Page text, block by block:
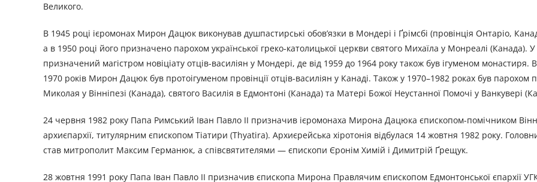
Великого.
В 1945 році ієромонах Мирон Дацюк виконував душпастирські обов’язки в Мондері і Ґрімсбі (провінція Онтаріо,
а в 1950 році його призначено пароxом української греко-католицької церкви святого Миxаїла у Монреалі (Канада). У
призначений магістром новіціату отців-василіян у Мондері, де від 1959 до 1964 року також був ігуменом монастиря.
1970 років Мирон Дацюк був протоігуменом провінції отців-василіян у Канаді. Також у 1970–1982 роках був парохом
Миколая у Вінніпезі (Канада), святого Василія в Едмонтоні (Канада) та Матері Божої Неустанної Помочі у Ванкувері
24 червня 1982 року Папа Римський Іван Павло II призначив ієромонаха Мирона Дацюка єпископом-помічником
архиєпархії, титулярним єпископом Тіатири (Thyatira). Архиєрейська хіротонія відбулася 14 жовтня 1982 року.
став митрополит Максим Германюк, а співсвятителями — єпископи Єронім Химій і Димитрій Ґрещук.
28 жовтня 1991 року Папа Іван Павло II призначив єпископа Мирона Правлячим єпископом Едмонтонської єпархії